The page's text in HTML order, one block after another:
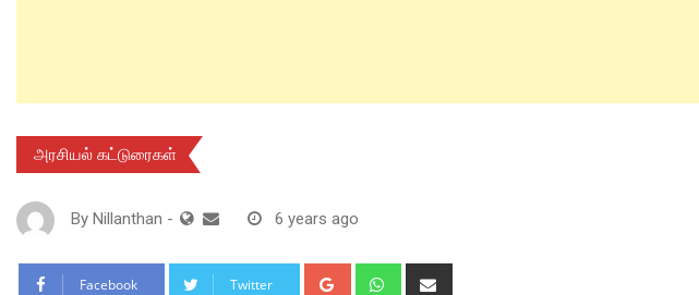
அரசியல் கட்டுரைகள்
By Nillanthan - 6 years ago
Facebook Twitter Google+ Whatsapp